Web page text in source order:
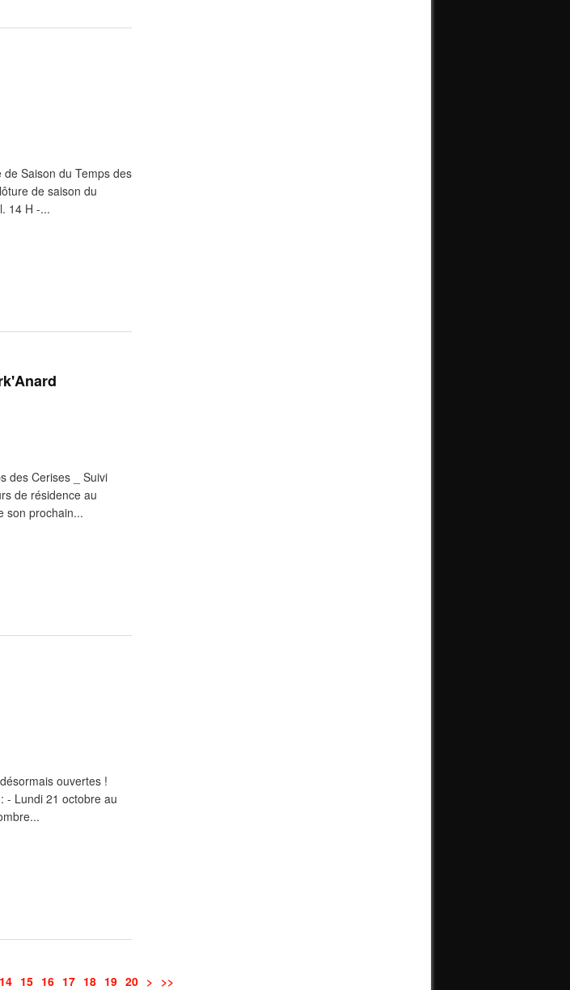
Saison du Temps des
de saison du
14 H -...
des Cerises _ Suivi
de résidence au
son prochain...
ouvertes !
- Lundi 21 octobre au
14 15 16 17 18 19 20 30
40
> >>